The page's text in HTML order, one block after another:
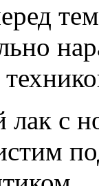
лак с